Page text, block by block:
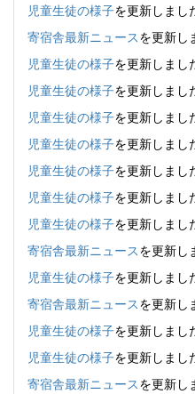
児童生徒の様子を更新しまし
寄宿舎最新ニュースを更新し
児童生徒の様子を更新しまし
児童生徒の様子を更新しまし
児童生徒の様子を更新しまし
児童生徒の様子を更新しまし
児童生徒の様子を更新しまし
児童生徒の様子を更新しまし
児童生徒の様子を更新しまし
寄宿舎最新ニュースを更新し
児童生徒の様子を更新しまし
寄宿舎最新ニュースを更新し
児童生徒の様子を更新しまし
児童生徒の様子を更新しまし
寄宿舎最新ニュースを更新し